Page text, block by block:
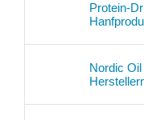
Protein-
Nordic